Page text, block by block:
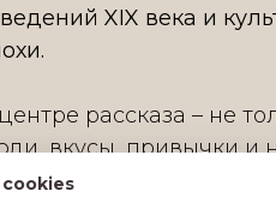
cookies
XIX века и
рассказа – не
вкусы, привычки и
на петербургскую